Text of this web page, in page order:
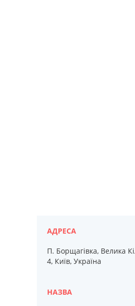
П. Борщагівка, Велика
4, Київ, Україна